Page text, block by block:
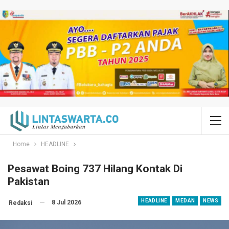
Home HEADLINE
Pesawat Boing 737 Hilang Kontak Di
Pakistan
HEADLINE MEDAN NEWS
Redaksi 8 Jul 2026